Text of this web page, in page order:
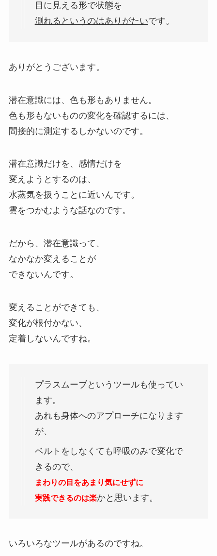
目に見える形で状態を
測れるというのはありがたいです。
ありがとうございます。
潜在意識には、色も形もありません。
色も形もないものの変化を確認するには、
間接的に測定するしかないのです。
潜在意識だけを、感情だけを
変えようとするのは、
水蒸気を扱うことに近いんです。
雲をつかむような話なのです。
だから、潜在意識って、
なかなか変えることが
できないんです。
変えることができても、
変化が根付かない、
定着しないんですね。
プラスムーブというツールも使ってい
ます。
あれも身体へのアプローチになります
が、
ベルトをしなくても呼吸のみで変化で
きるので、
まわりの目をあまり気にせずに
実践できるのは楽かと思います。
いろいろなツールがあるのですね。